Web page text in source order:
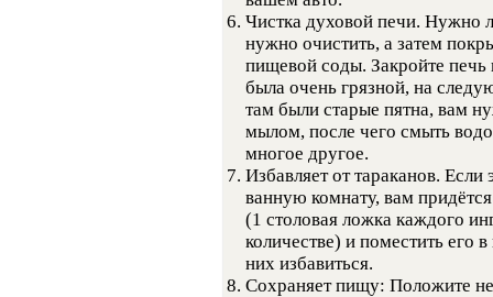
Чистка духовой печи. Нужно
нужно очистить, а затем
пищевой соды. Закройте печь
была очень грязной, на
там были старые пятна, вам
мылом, после чего смыть
многое другое.
Избавляет от тараканов.
ванную комнату, вам
(1 столовая ложка каждого
количестве) и поместить его
них избавиться.
Сохраняет пищу: Положите